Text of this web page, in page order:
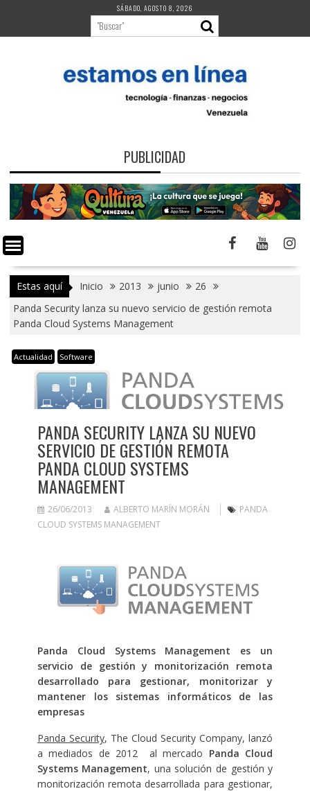
contenido
SÁBADO, AGOSTO 8, 2026
PUBLICIDAD
Estas aquí Inicio 2013 junio
26
Panda Security lanza su nuevo servicio de gestión remota
Panda Cloud Systems Management
Actualidad Software
PANDA SECURITY LANZA SU NUEVO
SERVICIO DE GESTIÓN REMOTA
PANDA CLOUD SYSTEMS
MANAGEMENT
26/06/2013 ALBERTO MARÍN MORÁN
PANDA
CLOUD SYSTEMS MANAGEMENT
Panda Cloud Systems Management es un
servicio de gestión y monitorización remota
desarrollado para gestionar, monitorizar y
mantener los sistemas informáticos de las
empresas
Panda Security, The Cloud Security Company, lanzó
a mediados de 2012 al mercado Panda Cloud
Systems Management, una solución de gestión y
monitorización remota desarrollada para gestionar,